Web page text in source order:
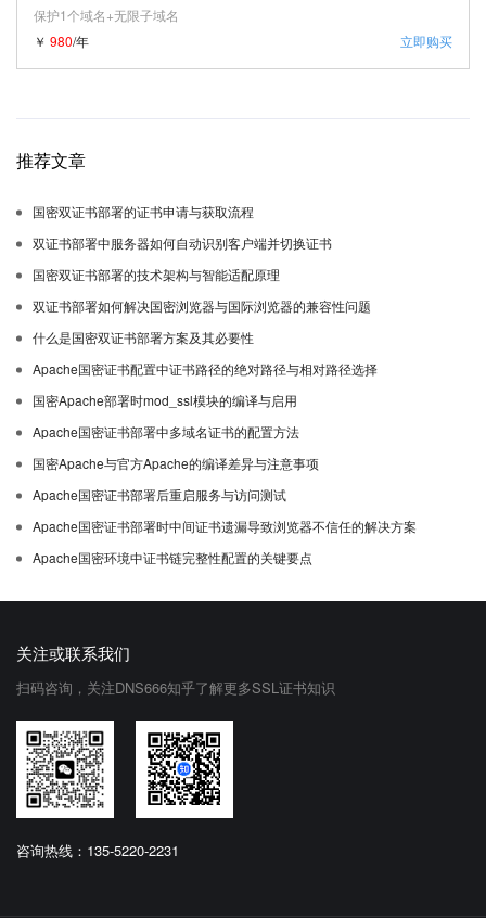
保护1个域名+无限子域名
立即购买
￥ 980/年
推荐文章
国密双证书部署的证书申请与获取流程
双证书部署中服务器如何自动识别客户端并切换证书
国密双证书部署的技术架构与智能适配原理
双证书部署如何解决国密浏览器与国际浏览器的兼容性问题
什么是国密双证书部署方案及其必要性
Apache国密证书配置中证书路径的绝对路径与相对路径选择
国密Apache部署时mod_ssl模块的编译与启用
Apache国密证书部署中多域名证书的配置方法
国密Apache与官方Apache的编译差异与注意事项
Apache国密证书部署后重启服务与访问测试
Apache国密证书部署时中间证书遗漏导致浏览器不信任的解决方案
Apache国密环境中证书链完整性配置的关键要点
关注或联系我们
扫码咨询，关注DNS666知乎了解更多SSL证书知识
咨询热线：135-5220-2231